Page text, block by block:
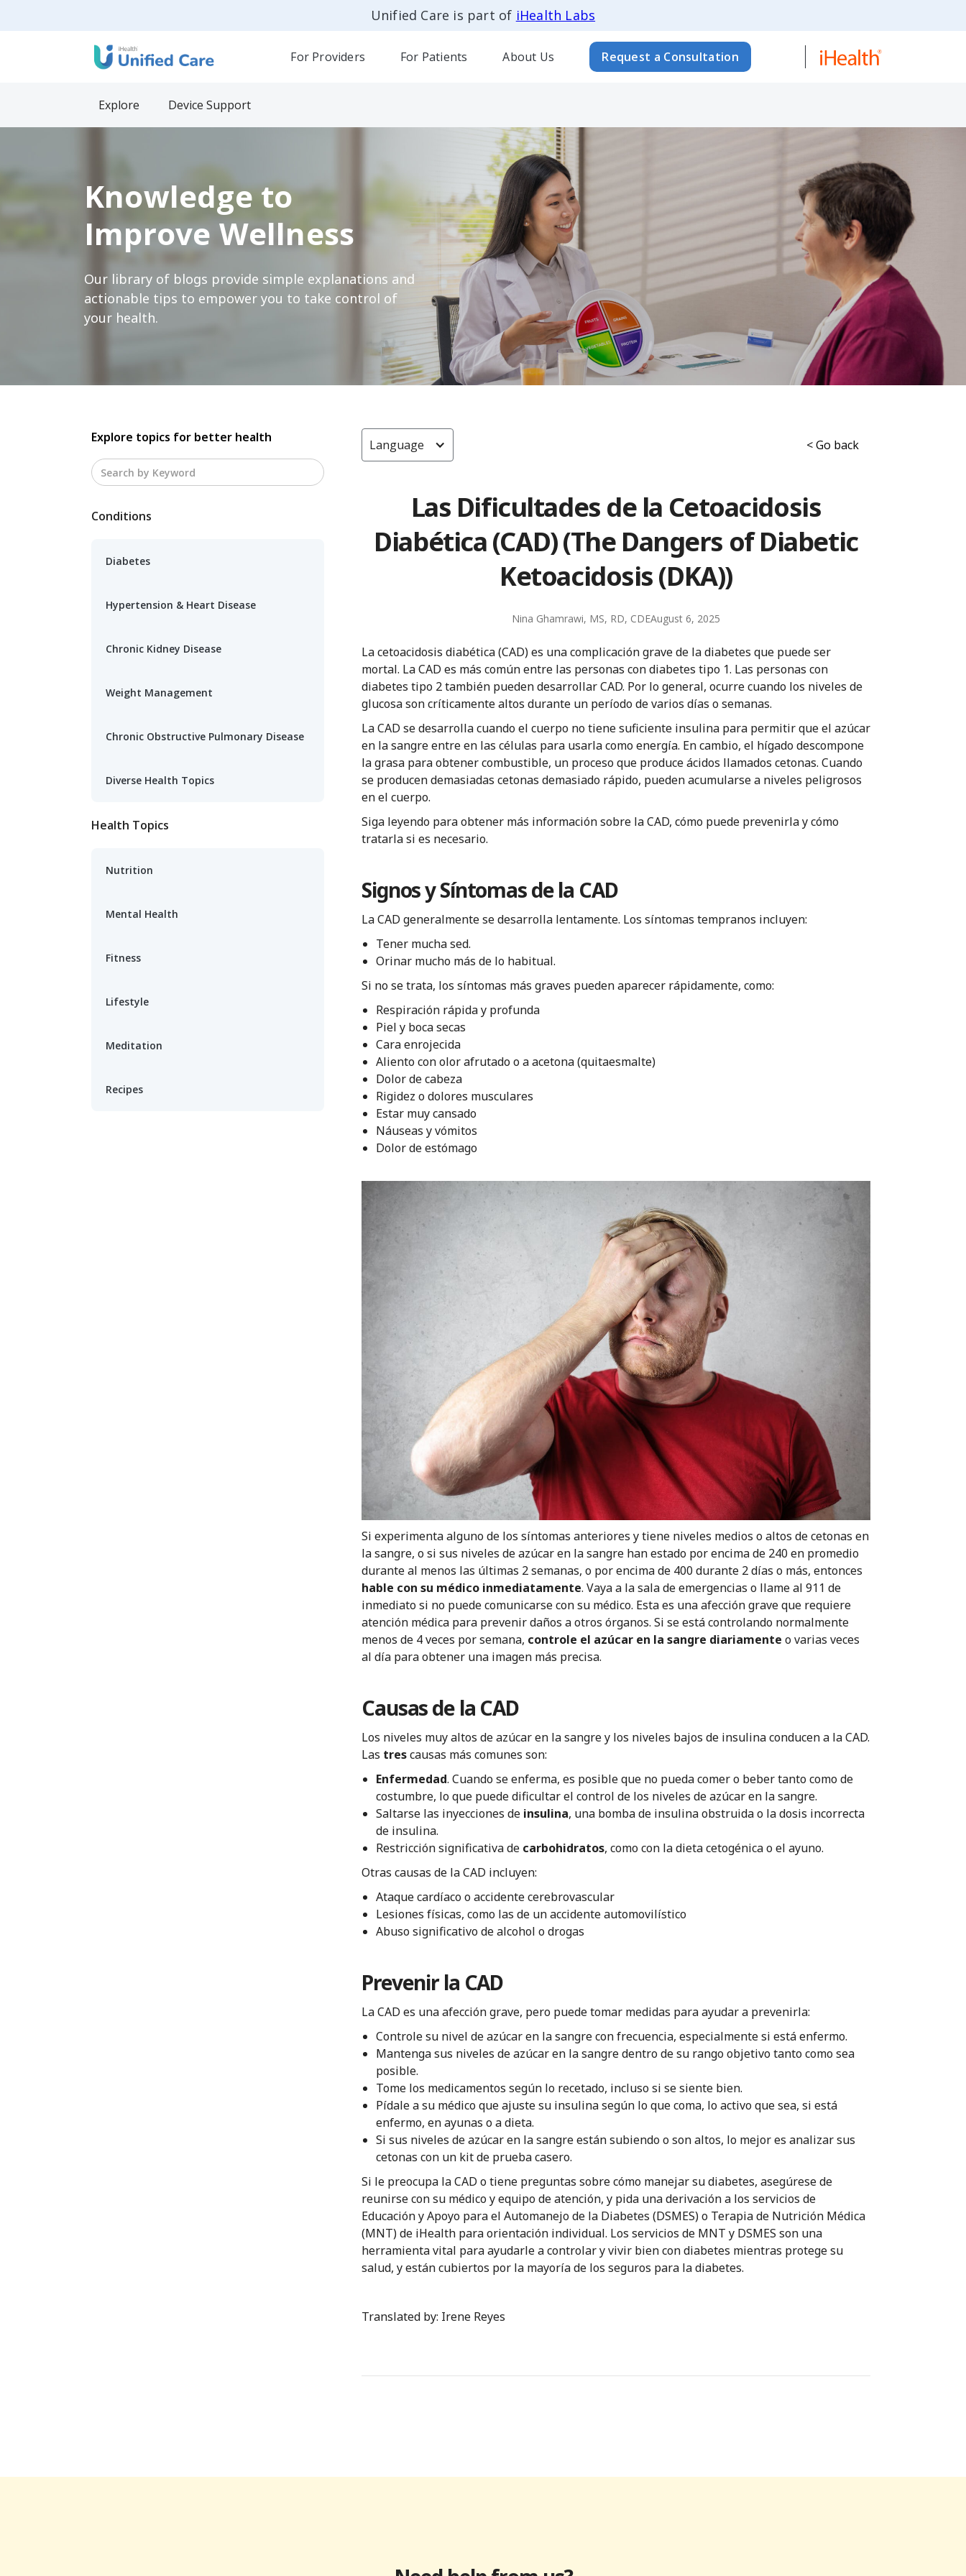
Unified Care is part of iHealth Labs
For Providers For Patients About Us Request a Consultation
Explore Device Support
Knowledge to
Improve Wellness
Our library of blogs provide simple explanations and
actionable tips to empower you to take control of
your health.
Explore topics for better health
Conditions
Diabetes
Hypertension & Heart Disease
Chronic Kidney Disease
Weight Management
Chronic Obstructive Pulmonary Disease
Diverse Health Topics
Health Topics
Nutrition
Mental Health
Fitness
Lifestyle
Meditation
Recipes
Language < Go back
Las Dificultades de la Cetoacidosis
Diabética (CAD) (The Dangers of Diabetic
Ketoacidosis (DKA))
Nina Ghamrawi, MS, RD, CDEAugust 6, 2025
La cetoacidosis diabética (CAD) es una complicación grave de la diabetes que puede ser
mortal. La CAD es más común entre las personas con diabetes tipo 1. Las personas con
diabetes tipo 2 también pueden desarrollar CAD. Por lo general, ocurre cuando los niveles de
glucosa son críticamente altos durante un período de varios días o semanas.
La CAD se desarrolla cuando el cuerpo no tiene suficiente insulina para permitir que el azúcar
en la sangre entre en las células para usarla como energía. En cambio, el hígado descompone
la grasa para obtener combustible, un proceso que produce ácidos llamados cetonas. Cuando
se producen demasiadas cetonas demasiado rápido, pueden acumularse a niveles peligrosos
en el cuerpo.
Siga leyendo para obtener más información sobre la CAD, cómo puede prevenirla y cómo
tratarla si es necesario.
Signos y Síntomas de la CAD
La CAD generalmente se desarrolla lentamente. Los síntomas tempranos incluyen:
Tener mucha sed.
Orinar mucho más de lo habitual.
Si no se trata, los síntomas más graves pueden aparecer rápidamente, como:
Respiración rápida y profunda
Piel y boca secas
Cara enrojecida
Aliento con olor afrutado o a acetona (quitaesmalte)
Dolor de cabeza
Rigidez o dolores musculares
Estar muy cansado
Náuseas y vómitos
Dolor de estómago
Si experimenta alguno de los síntomas anteriores y tiene niveles medios o altos de cetonas en
la sangre, o si sus niveles de azúcar en la sangre han estado por encima de 240 en promedio
durante al menos las últimas 2 semanas, o por encima de 400 durante 2 días o más, entonces
hable con su médico inmediatamente. Vaya a la sala de emergencias o llame al 911 de
inmediato si no puede comunicarse con su médico. Esta es una afección grave que requiere
atención médica para prevenir daños a otros órganos. Si se está controlando normalmente
menos de 4 veces por semana, controle el azúcar en la sangre diariamente o varias veces
al día para obtener una imagen más precisa.
Causas de la CAD
Los niveles muy altos de azúcar en la sangre y los niveles bajos de insulina conducen a la CAD.
Las trescausas más comunes son:
Enfermedad. Cuando se enferma, es posible que no pueda comer o beber tanto como de
costumbre, lo que puede dificultar el control de los niveles de azúcar en la sangre.
Saltarse las inyecciones de insulina, una bomba de insulina obstruida o la dosis incorrecta
de insulina.
Restricción significativa de carbohidratos, como con la dieta cetogénica o el ayuno.
Otras causas de la CAD incluyen:
Ataque cardíaco o accidente cerebrovascular
Lesiones físicas, como las de un accidente automovilístico
Abuso significativo de alcohol o drogas
Prevenir la CAD
La CAD es una afección grave, pero puede tomar medidas para ayudar a prevenirla:
Controle su nivel de azúcar en la sangre con frecuencia, especialmente si está enfermo.
Mantenga sus niveles de azúcar en la sangre dentro de su rango objetivo tanto como sea
posible.
Tome los medicamentos según lo recetado, incluso si se siente bien.
Pídale a su médico que ajuste su insulina según lo que coma, lo activo que sea, si está
enfermo, en ayunas o a dieta.
Si sus niveles de azúcar en la sangre están subiendo o son altos, lo mejor es analizar sus
cetonas con un kit de prueba casero.
Si le preocupa la CAD o tiene preguntas sobre cómo manejar su diabetes, asegúrese de
reunirse con su médico y equipo de atención, y pida una derivación a los servicios de
Educación y Apoyo para el Automanejo de la Diabetes (DSMES) o Terapia de Nutrición Médica
(MNT) de iHealth para orientación individual. Los servicios de MNT y DSMES son una
herramienta vital para ayudarle a controlar y vivir bien con diabetes mientras protege su
salud, y están cubiertos por la mayoría de los seguros para la diabetes.
Translated by: Irene Reyes